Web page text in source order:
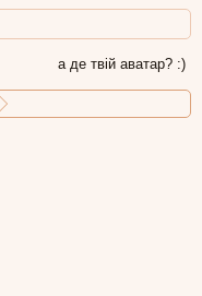
а де твій аватар? :)